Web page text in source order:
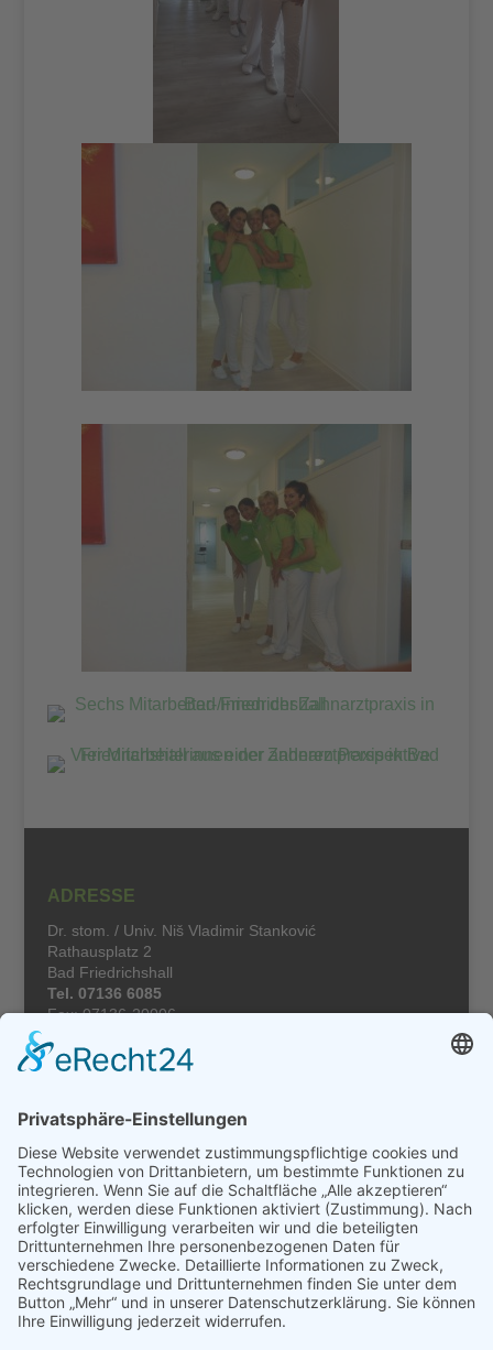
ADRESSE
Dr. stom. / Univ. Niš Vladimir Stanković
Rathausplatz 2
Bad Friedrichshall
Tel. 07136 6085
Fax: 07136-20006
Ausreichende Parkmöglichkeiten sind vorhanden.
08.00 – 13.00 Uhr u.14.00 – 17.00 Uhr
Do, Fr:
08.00 – 13.00 Uhr u.14.00 – 18.00 Uhr
AKTUELL
Unsere neue Internetseite ist nun online. Wir hoffen,
dass sie Ihnen gefällt. Falls sie etwas vermissen oder